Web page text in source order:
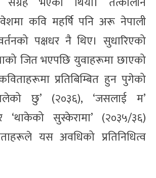
कवि महर्षि पनि अरू नेपाली
पक्षधर नै थिए। सुधारिएको
जित भएपछि युवाहरूमा छाएको
प्रतिबिम्बित हुन पुगेको
छु’ (२०३६), ‘जसलाई म’
‘थाकेको सुस्केरामा’ (२०३५/३६)
यस अवधिको प्रतिनिधित्व